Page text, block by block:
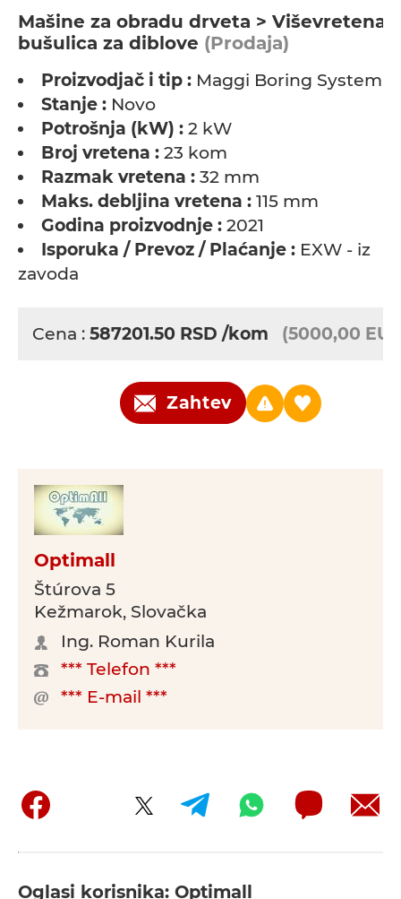
Мašine za obradu drveta > Viševretena
bušulica za diblove (Prodaja)
Proizvodjač i tip : Maggi Boring System
Stanje : Novo
Potrošnja (kW) : 2 kW
Broj vretena : 23 kom
Razmak vretena : 32 mm
Maks. debljina vretena : 115 mm
Godina proizvodnje : 2021
Isporuka / Prevoz / Plaćanje : EXW - iz
zavoda
Cena : 587201.50 RSD /kom (5000,00
Zahtev
Optimall
Štúrova 5
Kežmarok, Slovačka
Ing. Roman Kurila
*** Telefon ***
*** E-mail ***
Oglasi korisnika: Optimall